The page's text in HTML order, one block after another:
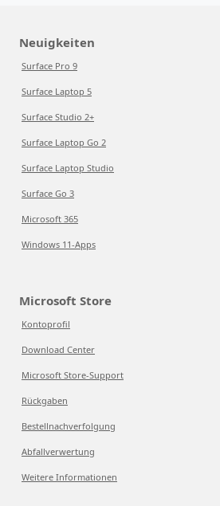
Neuigkeiten
Surface Pro 9
Surface Laptop 5
Surface Studio 2+
Surface Laptop Go 2
Surface Laptop Studio
Surface Go 3
Microsoft 365
Windows 11-Apps
Microsoft Store
Kontoprofil
Download Center
Microsoft Store-Support
Rückgaben
Bestellnachverfolgung
Abfallverwertung
Weitere Informationen